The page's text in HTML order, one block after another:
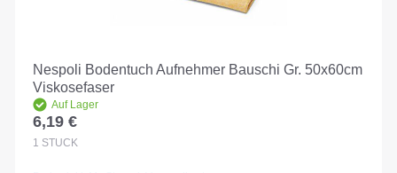
Nespoli Bodentuch Aufnehmer Bauschi Gr. 50x60cm
Viskosefaser
Auf Lager
Regulärer Preis:
6,19 €
1 STÜCK